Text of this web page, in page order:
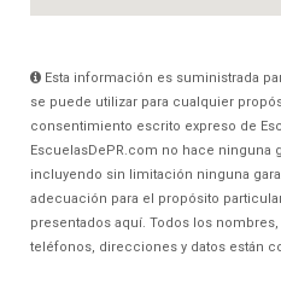
Esta información es suministrada
se puede utilizar para cualquier
consentimiento escrito expreso de
EscuelasDePR.com no hace ninguna
incluyendo sin limitación ninguna
adecuación para el propósito
presentados aquí. Todos los
teléfonos, direcciones y datos están